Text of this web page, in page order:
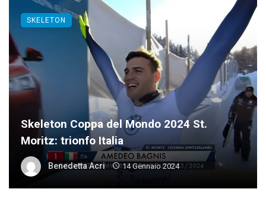
Skeleton Coppa del Mondo 2024 St.
Moritz: trionfo Italia
Benedetta Acri 14 Gennaio 2024
SKELETON